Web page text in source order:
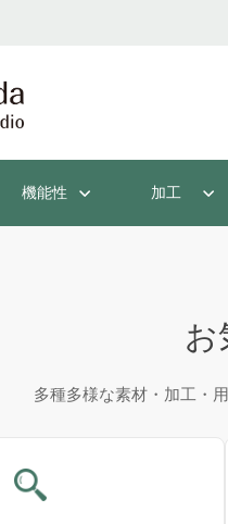
機能性 加工
お
多種多様な素材・加工・